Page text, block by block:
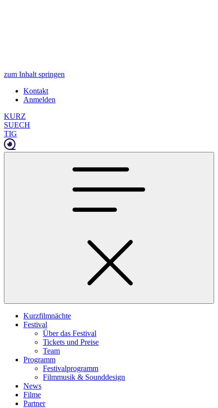
zum Inhalt springen
Kontakt
Anmelden
KURZ
SUECH
TIG
Kurzfilmnächte
Festival
Über das Festival
Tickets und Preise
Team
Programm
Festivalprogramm
Filmmusik & Sounddesign
News
Filme
Partner